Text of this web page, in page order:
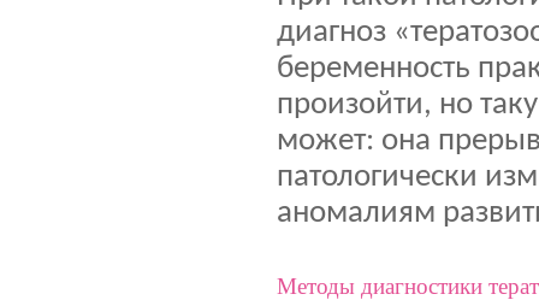
диагноз
беременность
произойти, но
может: она
патологически
аномалиям
Методы диагностики